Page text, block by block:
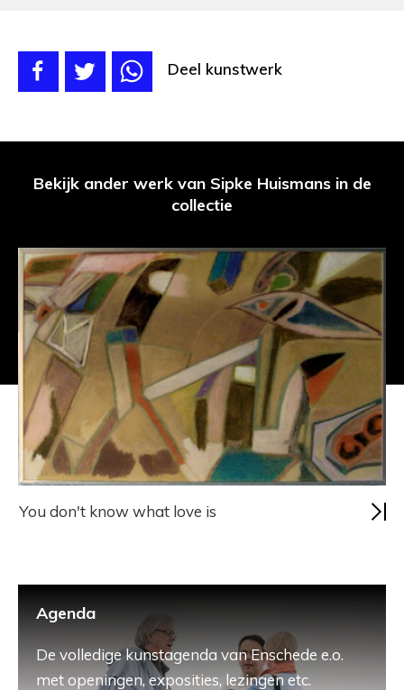
Deel kunstwerk
Bekijk ander werk van Sipke Huismans in de
collectie
You don't know what love is
Agenda
De volledige kunstagenda van Enschede e.o.
met openingen, exposities, lezingen etc.